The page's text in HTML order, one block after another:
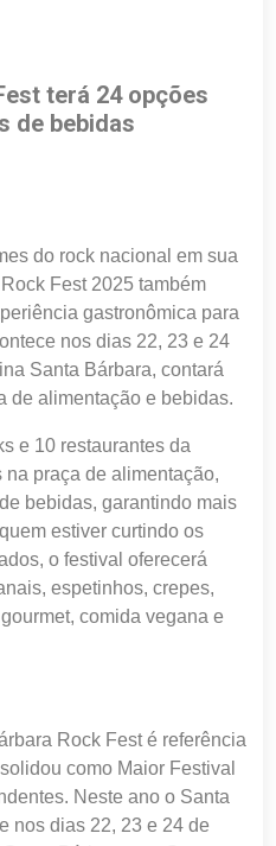
terá 24 opções
de bebidas
do rock nacional em sua
Fest 2025 também
gastronômica para
nos dias 22, 23 e 24
Santa Bárbara, contará
de alimentação e bebidas.
e 10 restaurantes da
praça de alimentação,
bebidas, garantindo mais
estiver curtindo os
o festival oferecerá
espetinhos, crepes,
comida vegana e
Rock Fest é referência
como Maior Festival
Neste ano o Santa
nos dias 22, 23 e 24 de